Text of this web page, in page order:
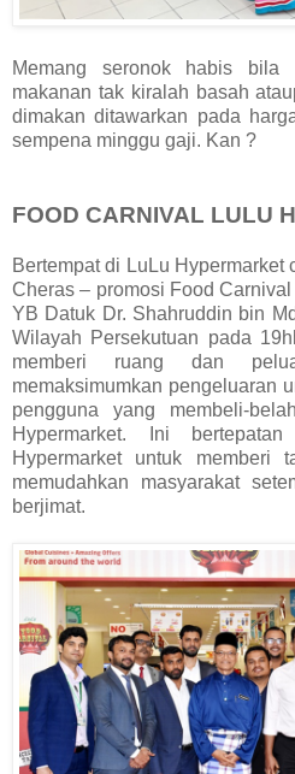
Memang seronok habis
makanan tak kiralah basah
dimakan ditawarkan pada
sempena minggu gaji. Kan ?
FOOD CARNIVAL LULU
Bertempat di LuLu
Cheras – promosi Food
YB Datuk Dr. Shahruddin bin
Wilayah Persekutuan pada
memberi ruang dan
memaksimumkan pengeluaran
pengguna yang membeli-
Hypermarket. Ini
Hypermarket untuk memberi
memudahkan masyarakat
berjimat.